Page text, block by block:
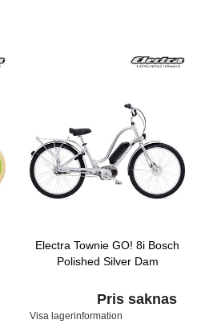
Electra Townie GO! 8i Bosch
Polished Silver Dam
Pris saknas
Visa lagerinformation